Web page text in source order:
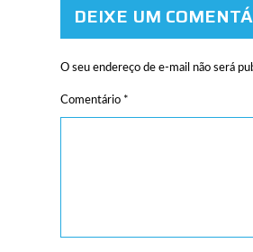
DEIXE UM
O seu endereço de e-mail não será
Comentário *